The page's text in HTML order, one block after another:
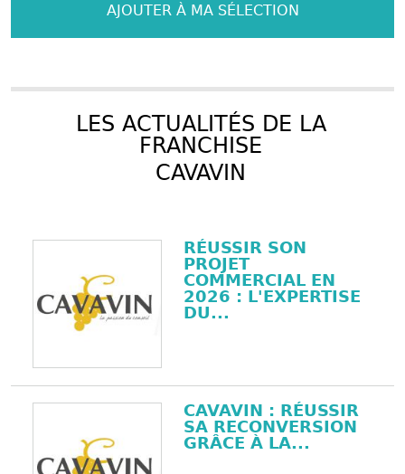
AJOUTER À MA SÉLECTION
LES ACTUALITÉS DE LA
FRANCHISE
CAVAVIN
RÉUSSIR SON
PROJET
COMMERCIAL EN
2026 : L'EXPERTISE
DU...
CAVAVIN : RÉUSSIR
SA RECONVERSION
GRÂCE À LA...